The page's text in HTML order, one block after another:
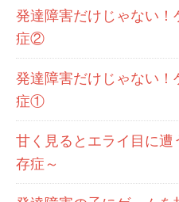
発達障害だけじゃない
症②
発達障害だけじゃない
症①
甘く見るとエライ目に
存症～